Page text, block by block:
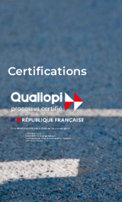
Certifications